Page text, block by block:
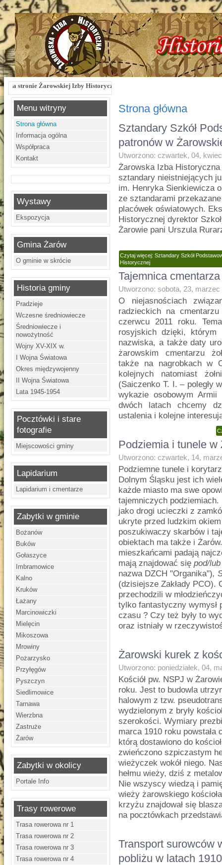
Izby Historycznej !!! Żarowska Izba Historyczna, ul. Dworcowa 3 !!!
Menu witryny
Strona główna
Informacja ogólna
Współpraca
Kontakt
Wystawy
Ekspozycja
Gmina Żarów
O gminie w skrócie
Historia gminy
Pradzieje
Wczesne średniowiecze
Średniowiecze i
nowożytność
Wojny XV-XIX w.
I Wojna Światowa
Okres międzywojenny
II Wojna Światowa
Lata 1945-1954
Pocztówki i stare
fotografie
Miejscowości gminy
Lapidarium
Lapidarium i cmentarze
Zabytki w gminie
Bożanów
Buków
Gołaszyce
Imbramowice
Kalno
Kruków
Łażany
Marcinowiczki
Mielęcin
Mikoszowa
Mrowiny
Pożarzysko
Przyłęgów
Pyszczyn
Siedlimowice
Tarnawa
Wierzbna
Zastruże
Żarów
Zabytki w okolicy
Portale Info
Trasy rowerowe
Trasa rowerowa nr 1
Trasa rowerowa nr 2
Trasa rowerowa nr 3
Trasa rowerowa nr 4
Strona główna
Sztandary Szkół
patronów w
Utworzono: czwartek, 04,
Żarowska Izba
sztandary nieistniejących
im. Henryka Sienkiewicza
ze sztandarami
placówek oświatowych.
Historycznej dyrektor
Żarowie pani Urszula
Czytaj więcej: Sztandary Szkół
Historycznej
Tajemnica
Utworzono: sobota, 23, marzec
O niejasnościach
radzieckich na
czerwcu 2011 roku.
rosyjskich dzięki,
nazwiska, a także daty
żarowskim cmentarzu
także na nagrobkach w
kolejnych natomiast
(Saiczenko T. I. – poległy
wykazie osobowym
dwóch latach chcemy
ustalenia i kolejne
Podziemia i tunele w
Utworzono: czwartek, 14,
Podziemne tunele i
Dolnym Śląsku jest ich
każde miasto ma swe
tajemniczych podziemiach.
jako drogi ucieczki z
ukryte przed ludzkim
poszukiwaczy skarbów i
obiektach ma także i
mieszkańcami padają
mają znajdować siępod/
nazwa DZCH "Organika"),
(dzisiejsze Zakłady PCO).
przechodzili w
tylko fantastyczny wymysł
czasu ? Czy też były to
oraz istniały w
Żarowski kurek z
Utworzono: poniedziałek, 04,
Kościół pw. NSPJ w
roku. Jest to budowla
halowym z tzw.
wydzielonym z bryły
szerokości. Wymiary
marca 1910 roku
którą dostawiono do
zwieńczono szpiczastym
wieżyczek wokół niego.
hełmu wieży, dziś z
Nie wszyscy wiedzą i
wieży żarowskiego
krzyżu znajdował się
na pocztówkach
Transport surowców
pobliżu w latach